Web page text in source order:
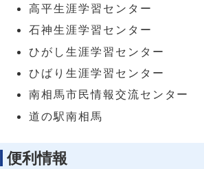
高平生涯学習センター
石神生涯学習センター
ひがし生涯学習センター
ひばり生涯学習センター
南相馬市民情報交流センター
道の駅南相馬
便利情報